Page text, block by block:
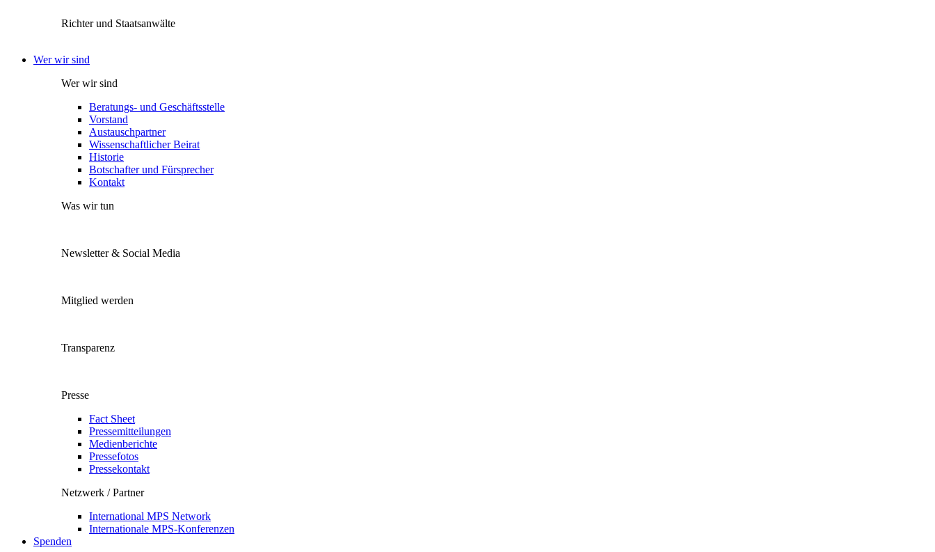
Richter und Staatsanwälte
Wer wir sind
Wer wir sind
Beratungs- und Geschäftsstelle
Vorstand
Austauschpartner
Wissenschaftlicher Beirat
Historie
Botschafter und Fürsprecher
Kontakt
Was wir tun
Newsletter & Social Media
Mitglied werden
Transparenz
Presse
Fact Sheet
Pressemitteilungen
Medienberichte
Pressefotos
Pressekontakt
Netzwerk / Partner
International MPS Network
Internationale MPS-Konferenzen
Spenden